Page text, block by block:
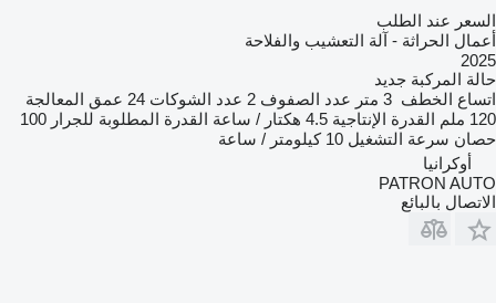
السعر عند الطلب
أعمال الحراثة - آلة التعشيب والفلاحة
2025
حالة المركبة جديد
اتساع الخطف 3 متر عدد الصفوف 2 عدد الشوكات 24 عمق المعالجة
120 ملم
القدرة الإنتاجية 4.5 هكتار / ساعة القدرة المطلوبة للجرار 100
حصان سرعة التشغيل 10 كيلومتر / ساعة
أوكرانيا
PATRON AUTO
الاتصال بالبائع